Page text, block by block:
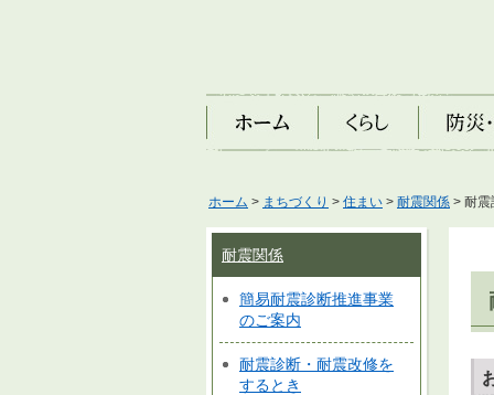
ホーム くらし 防災・安全
ホーム > まちづくり > 住まい > 耐震関係 > 耐震
耐震関係
簡易耐震診断推進事業
のご案内
耐震診断・耐震改修を
するとき